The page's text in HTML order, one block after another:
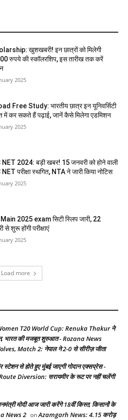
खुशखबरी! इन छात्रों को मिलेगी
रुपये की स्कॉलरशिप, इस तारीख तक करें
2025
Free Study: भारतीय छात्र इन यूनिवर्सिटी
में कर सकते हैं पढ़ाई, जानें कैसे मिलेगा एडमिशन
2025
NET 2024: बड़ी खबर! 15 जनवरी को होने वाली
परीक्षा स्थगित, NTA ने जारी किया नोटिस
2025
2025 exam सिटी स्लिप जारी, 22
से शुरू होंगी परीक्षाएं
2025
Load more
T20 World Cup: Renuka Thakur ने
भारत की मजबूत शुरुआत - Rozana News
Match 2: नेपाल ने 2-0 से सीरीज़ जीता
से होते हुए मुंबई जाएगी गोदान एक्सप्रेस -
Diversion: सरायमीर के रूट पर नहीं चलेंगी
मोदी आज जारी करेंगे 18वीं किस्त, किसानों के
News 2 onAzamgarh News: 4.15 करोड़